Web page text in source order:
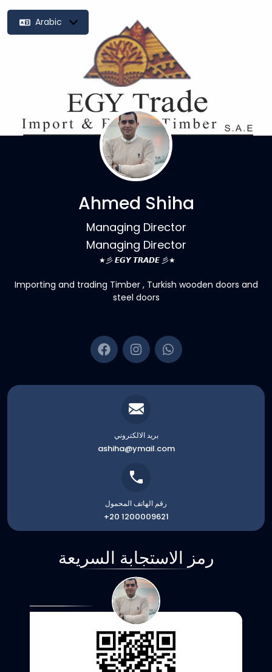
Arabic
Ahmed Shiha
Managing Director
Managing Director
★彡 𝙀𝙂𝙔 𝙏𝙍𝘼𝘿𝙀 彡★
Importing and trading Timber , Turkish wooden doors and
steel doors
بريد الالكتروني
ashiha@ymail.com
رقم الهاتف المحمول
+20 1200009621
رمز الاستجابة السريعة